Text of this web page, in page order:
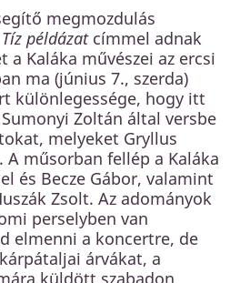
megmozdulás
Tíz példázatcímmel adnak
Kaláka művészei az ercsi
ma (június 7., szerda)
különlegessége, hogy itt
Zoltán által versbe
melyeket Gryllus
műsorban fellép a Kaláka
és Becze Gábor, valamint
Zsolt. Az adományok
perselyben van
elmenni a koncertre, de
árvákat, a
küldött szabadon